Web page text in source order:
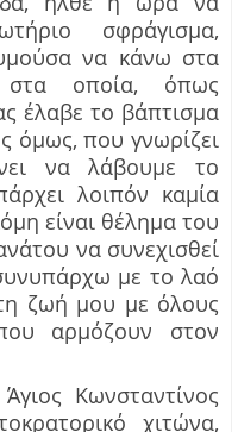
σφράγισμα,
να κάνω στα
οποία, όπως
έλαβε το βάπτισμα
όμως, που γνωρίζει
να λάβουμε το
λοιπόν καμία
είναι θέλημα του
να συνεχισθεί
με το λαό
ζωή μου με όλους
αρμόζουν στον
Κωνσταντίνος
χιτώνα,